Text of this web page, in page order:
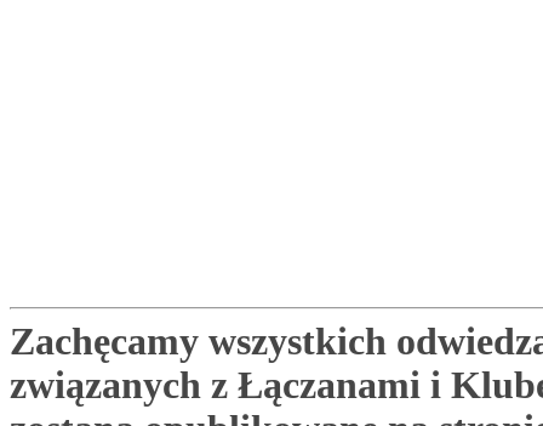
Zachęcamy wszystkich
związanych z Łączanami i